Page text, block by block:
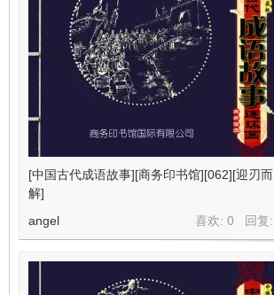
[中国古代成语故事][商务印书馆][062][迎刃而
解]
喜欢: 0 回复:
angel